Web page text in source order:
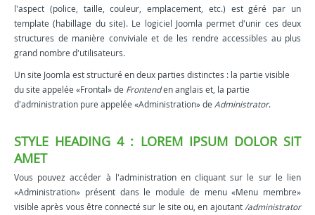
l'aspect (police, taille, couleur, emplacement, etc.) est géré par un
template (habillage du site). Le logiciel Joomla permet d'unir ces deux
structures de manière conviviale et de les rendre accessibles au plus
grand nombre d'utilisateurs.
Un site Joomla est structuré en deux parties distinctes : la partie visible
du site appelée «Frontal» de Frontenden anglais et, la partie
d'administration pure appelée «Administration» de Administrator.
STYLE HEADING 4 : LOREM IPSUM DOLOR SIT
AMET
Vous pouvez accéder à l'administration en cliquant sur le sur le lien
«Administration» présent dans le module de menu «Menu membre»
visible après vous être connecté sur le site ou, en ajoutant /administrator